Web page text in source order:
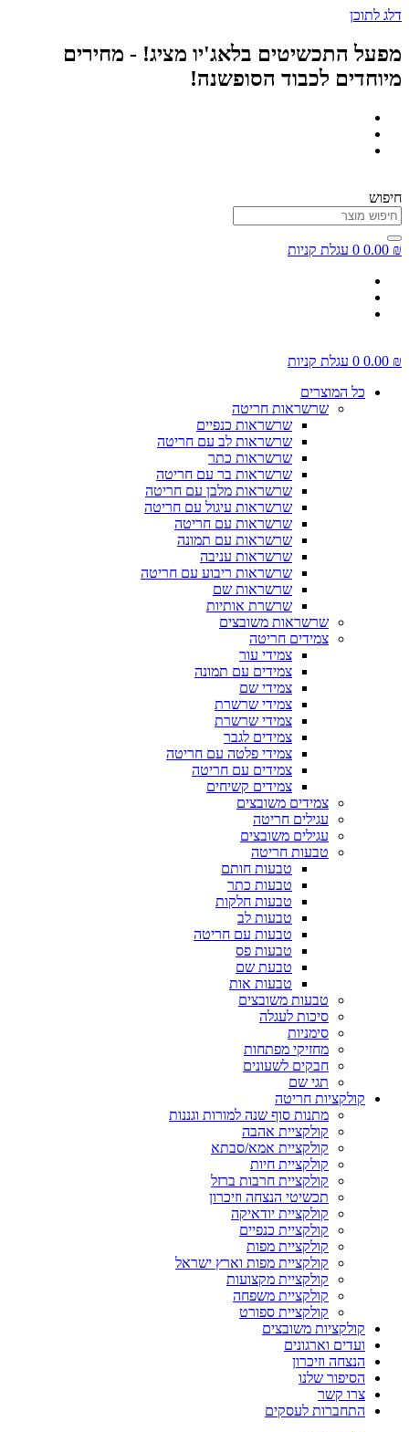
דלג לתוכן
מפעל התכשיטים בלאג'יו מציג! - מחירים
מיוחדים לכבוד הסופשנה!
חיפוש
0.00 ₪
0 עגלת קניות
0.00 ₪
0 עגלת קניות
כל המוצרים
שרשראות חריטה
שרשראות כנפיים
שרשראות לב עם חריטה
שרשראות כתר
שרשראות בר עם חריטה
שרשראות מלבן עם חריטה
שרשראות עיגול עם חריטה
שרשראות עם חריטה
שרשראות עם תמונה
שרשראות עניבה
שרשראות ריבוע עם חריטה
שרשראות שם
שרשרת אותיות
שרשראות משובצים
צמידים חריטה
צמידי עור
צמידים עם תמונה
צמידי שם
צמידי שרשרת
צמידי שרשרת
צמידים לגבר
צמידי פלטה עם חריטה
צמידים עם חריטה
צמידים קשיחים
צמידים משובצים
עגילים חריטה
עגילים משובצים
טבעות חריטה
טבעות חותם
טבעות כתר
טבעות חלקות
טבעות לב
טבעות עם חריטה
טבעות פס
טבעת שם
טבעות אות
טבעות משובצים
סיכות לעגלה
סימניות
מחזיקי מפתחות
חבקים לשעונים
תגי שם
קולקציות חריטה
מתנות סוף שנה למורות וגננות
קולקציית אהבה
קולקציית אמא/סבתא
קולקציית חיות
קולקציית חרבות ברזל
תכשיטי הנצחה וזיכרון
קולקציית יודאיקה
קולקציית כנפיים
קולקציית מפות
קולקציית מפות וארץ ישראל
קולקציית מקצועות
קולקציית משפחה
קולקציית ספורט
קולקציות משובצים
ועדים וארגונים
הנצחה וזיכרון
הסיפור שלנו
צרו קשר
התחברות לעסקים